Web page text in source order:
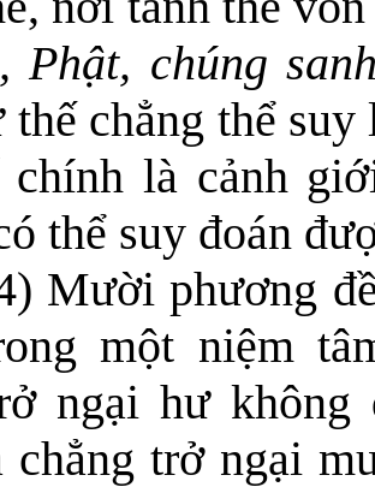
Phật, chúng
thế chẳng thể
chính là cảnh
thể suy đoán
Mười phương
một niệm
ngại hư không
chẳng trở ngại